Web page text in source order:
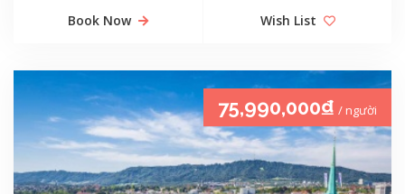
Book Now Wish List
75,990,000₫ / người